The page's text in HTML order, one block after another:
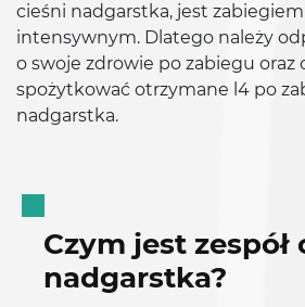
cieśni nadgarstka, jest
intensywnym. Dlatego należy
o swoje zdrowie po zabiegu
spożytkować otrzymane l4 po
nadgarstka.
Czym jest zespół
nadgarstka?